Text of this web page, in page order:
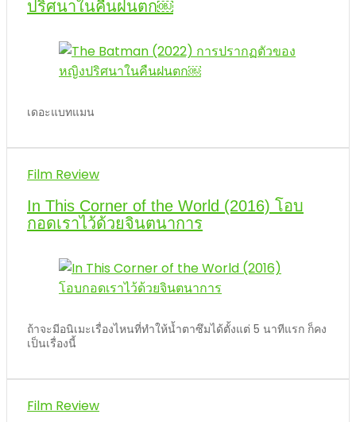
ปริศนาในคืนฝนตก￼
เดอะแบทแมน
Film Review
In This Corner of the World (2016) โอบ
กอดเราไว้ด้วยจินตนาการ
ถ้าจะมีอนิเมะเรื่องไหนที่ทำให้น้ำตาซึมได้ตั้งแต่ 5 นาทีแรก ก็คง
เป็นเรื่องนี้
Film Review